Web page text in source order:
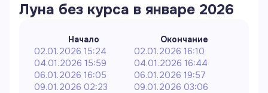
Луна без курса в январе 2026
Начало
Окончание
02.01.2026 15:24
02.01.2026 16:10
04.01.2026 15:59
04.01.2026 16:44
06.01.2026 16:05
06.01.2026 19:57
09.01.2026 02:23
09.01.2026 03:06